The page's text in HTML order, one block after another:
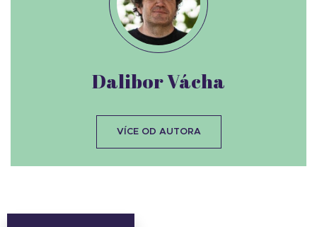
Dalibor Vácha
VÍCE OD AUTORA